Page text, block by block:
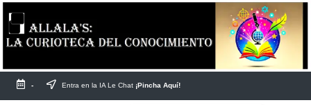
Saltar
al
- Entra en la IA Le Chat ¡Pincha Aquí!